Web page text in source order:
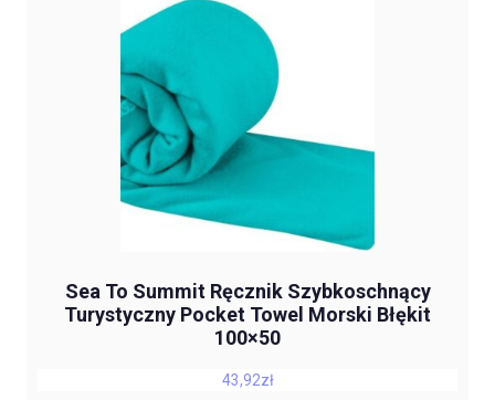
Sea To Summit Ręcznik Szybkoschnący
Turystyczny Pocket Towel Morski Błękit
100×50
43,92zł